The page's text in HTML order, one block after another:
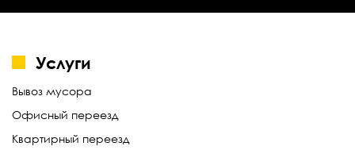
Услуги
Вывоз мусора
Офисный переезд
Квартирный переезд